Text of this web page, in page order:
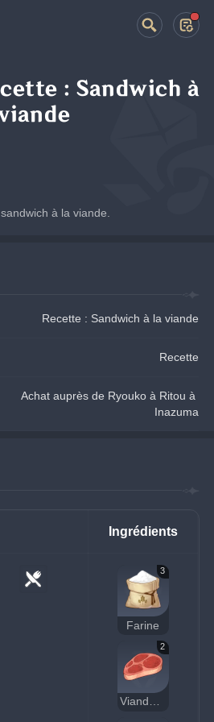
: Sandwich à
à la viande.
Recette : Sandwich à la viande
Recette
Achat auprès de Ryouko à Ritou à
Inazuma
Ingrédients
3
Farine
2
Viande crue